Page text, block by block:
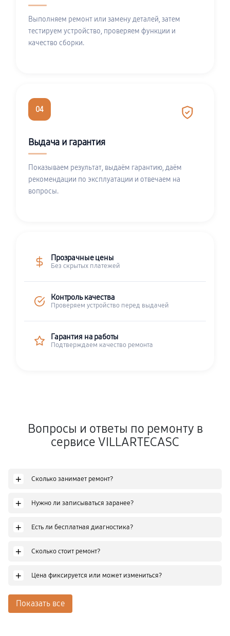
Выполняем ремонт или замену деталей, затем
тестируем устройство, проверяем функции и
качество сборки.
04
Выдача и гарантия
Показываем результат, выдаём гарантию, даём
рекомендации по эксплуатации и отвечаем на
вопросы.
Прозрачные цены
Без скрытых платежей
Контроль качества
Проверяем устройство перед выдачей
Гарантия на работы
Подтверждаем качество ремонта
Вопросы и ответы по ремонту в
сервисе VILLARTECASC
+ Сколько занимает ремонт?
+ Нужно ли записываться заранее?
+ Есть ли бесплатная диагностика?
+ Сколько стоит ремонт?
+ Цена фиксируется или может измениться?
Показать все